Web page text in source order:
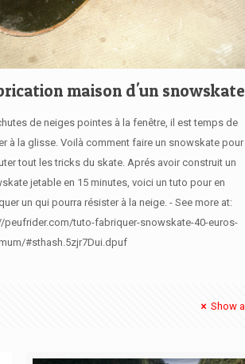
maison d'un snowskate
de neiges pointes à la fenêtre, il est temps de
à la glisse. Voilà comment faire un snowskate pour
tout les tricks du skate. Aprés avoir construit un
jetable en 15 minutes, voici un tuto pour en
un qui pourra résister à la neige. - See more at:
peufrider.com/tuto-fabriquer-snowskate-40-euros-
#sthash.5zjr7Dui.dpuf
Show all